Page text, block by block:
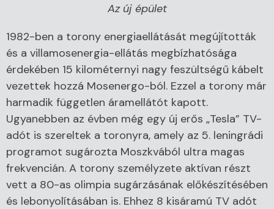
Az új épület
1982-ben a torony energiaellátását megújították
és a villamosenergia-ellátás megbízhatósága
érdekében 15 kilométernyi nagy feszültségű kábelt
vezettek hozzá Mosenergo-ból. Ezzel a torony már
harmadik független áramellátót kapott.
Ugyanebben az évben még egy új erős „Tesla” TV-
adót is szereltek a toronyra, amely az 5. leningrádi
programot sugározta Moszkvából ultra magas
frekvencián. A torony személyzete aktívan részt
vett a 80-as olimpia sugárzásának előkészítésében
és lebonyolításában is. Ehhez 8 kisáramú TV adót